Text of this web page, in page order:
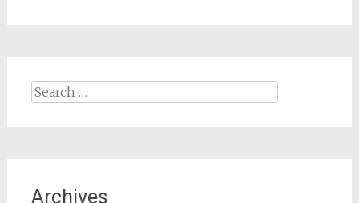
Search
Archives